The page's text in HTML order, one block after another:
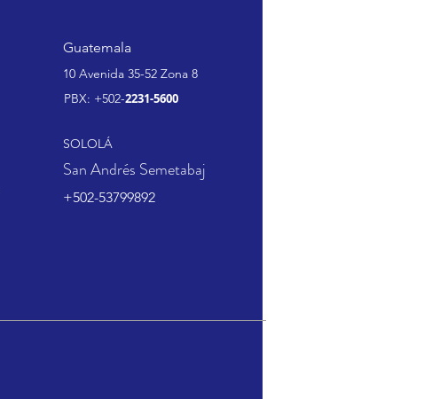
Guatemala
10 Avenida 35-52 Zona 8
PBX: +502-2231-5600
SOLOLÁ
San Andrés Semetabaj
+502-53799892